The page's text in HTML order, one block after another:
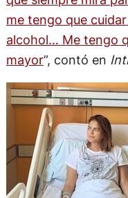
me tengo que
alcohol… Me tengo
mayor”, contó en